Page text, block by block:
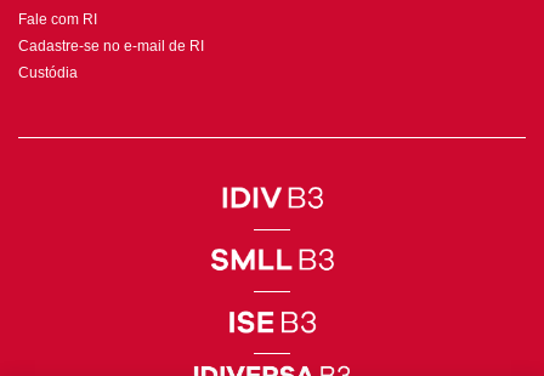
Fale com RI
Cadastre-se no e-mail de RI
Custódia